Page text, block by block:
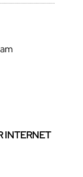
INTERNET